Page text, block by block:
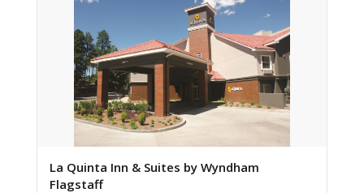
La Quinta Inn & Suites by Wyndham
Flagstaff